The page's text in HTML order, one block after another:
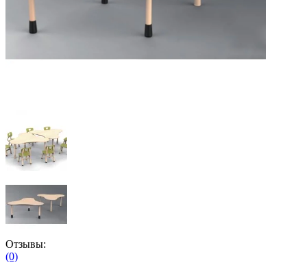
Отзывы:
(0)